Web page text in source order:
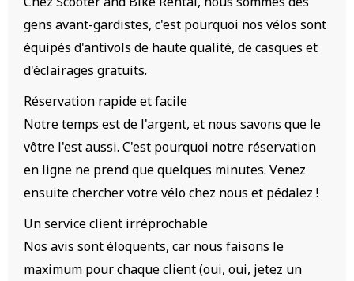
gens avant-gardistes, c'est pourquoi nos vélos sont
équipés d'antivols de haute qualité, de casques et
d'éclairages gratuits.
Réservation rapide et facile
Notre temps est de l'argent, et nous savons que le
vôtre l'est aussi. C'est pourquoi notre réservation
en ligne ne prend que quelques minutes. Venez
ensuite chercher votre vélo chez nous et pédalez !
Un service client irréprochable
Nos avis sont éloquents, car nous faisons le
maximum pour chaque client (oui, oui, jetez un